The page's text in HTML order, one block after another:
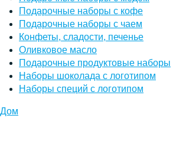
Подарочные наборы с кофе
Подарочные наборы с чаем
Конфеты, сладости, печенье
Оливковое масло
Подарочные продуктовые наборы
Наборы шоколада с логотипом
Наборы специй с логотипом
Дом